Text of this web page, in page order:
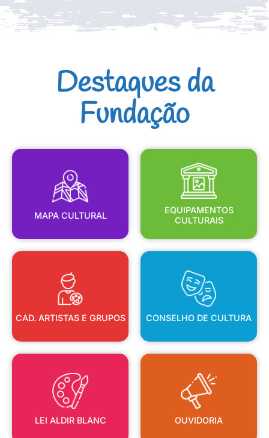
Destaques da
Fundação
MAPA CULTURAL
MAPA CULTURAL
EQUIPAMENTOS
CULTURAIS
EQUIPAMENTOS
CULTURAIS
CAD. ARTISTAS E GRUPOS
CAD. ARTISTAS E GRUPOS
CONSELHO DE CULTURA
CONSELHO DE CULTURA
LEI ALDIR BLANC
LEI ALDIR BLANC
OUVIDORIA
OUVIDORIA